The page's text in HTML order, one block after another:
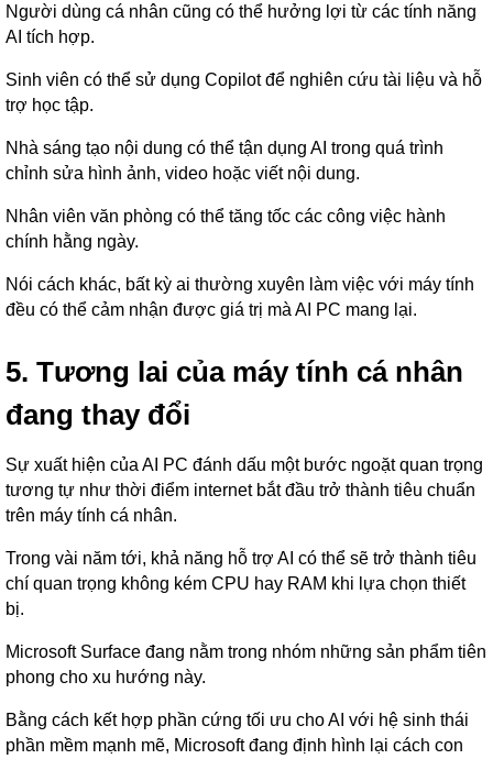
Người dùng cá nhân cũng có thể hưởng lợi từ các tính năng
AI tích hợp.
Sinh viên có thể sử dụng Copilot để nghiên cứu tài liệu và hỗ
trợ học tập.
Nhà sáng tạo nội dung có thể tận dụng AI trong quá trình
chỉnh sửa hình ảnh, video hoặc viết nội dung.
Nhân viên văn phòng có thể tăng tốc các công việc hành
chính hằng ngày.
Nói cách khác, bất kỳ ai thường xuyên làm việc với máy tính
đều có thể cảm nhận được giá trị mà AI PC mang lại.
5. Tương lai của máy tính cá nhân
đang thay đổi
Sự xuất hiện của AI PC đánh dấu một bước ngoặt quan trọng
tương tự như thời điểm internet bắt đầu trở thành tiêu chuẩn
trên máy tính cá nhân.
Trong vài năm tới, khả năng hỗ trợ AI có thể sẽ trở thành tiêu
chí quan trọng không kém CPU hay RAM khi lựa chọn thiết
bị.
Microsoft Surface đang nằm trong nhóm những sản phẩm tiên
phong cho xu hướng này.
Bằng cách kết hợp phần cứng tối ưu cho AI với hệ sinh thái
phần mềm mạnh mẽ, Microsoft đang định hình lại cách con